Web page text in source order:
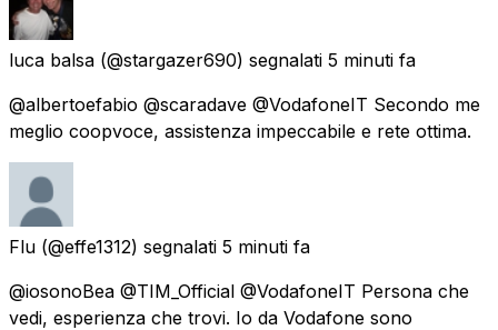
luca balsa (@stargazer690) segnalati 5 minuti fa
@albertoefabio @scaradave @VodafoneIT Secondo me
meglio coopvoce, assistenza impeccabile e rete ottima.
Flu (@effe1312) segnalati 5 minuti fa
@iosonoBea @TIM_Official @VodafoneIT Persona che
vedi, esperienza che trovi. Io da Vodafone sono